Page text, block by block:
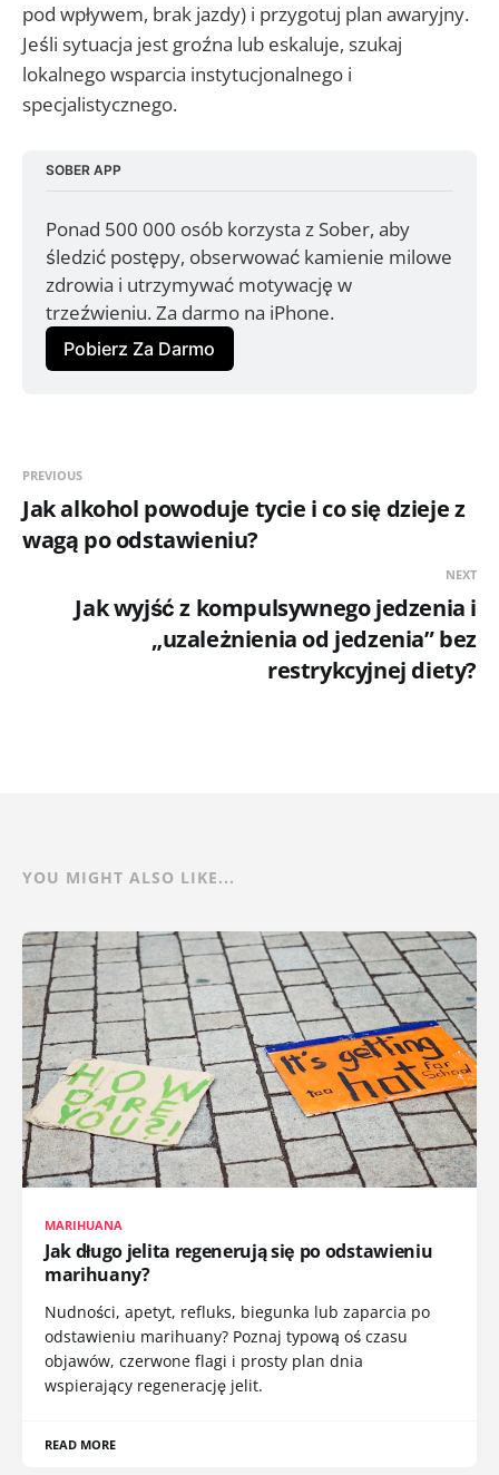
pod wpływem, brak jazdy) i przygotuj plan awaryjny.
Jeśli sytuacja jest groźna lub eskaluje, szukaj
lokalnego wsparcia instytucjonalnego i
specjalistycznego.
SOBER APP
Ponad 500 000 osób korzysta z Sober, aby
śledzić postępy, obserwować kamienie milowe
zdrowia i utrzymywać motywację w
trzeźwieniu. Za darmo na iPhone.
Pobierz Za Darmo
PREVIOUS
Jak alkohol powoduje tycie i co się dzieje z
wagą po odstawieniu?
NEXT
Jak wyjść z kompulsywnego jedzenia i
„uzależnienia od jedzenia” bez
restrykcyjnej diety?
YOU MIGHT ALSO LIKE...
MARIHUANA
Jak długo jelita regenerują się po odstawieniu
marihuany?
Nudności, apetyt, refluks, biegunka lub zaparcia po
odstawieniu marihuany? Poznaj typową oś czasu
objawów, czerwone flagi i prosty plan dnia
wspierający regenerację jelit.
READ MORE